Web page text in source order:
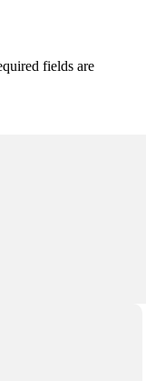
fields are